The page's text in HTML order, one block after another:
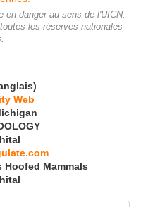
danger au sens de l'UICN.
les réserves nationales
Web
Hoofed Mammals